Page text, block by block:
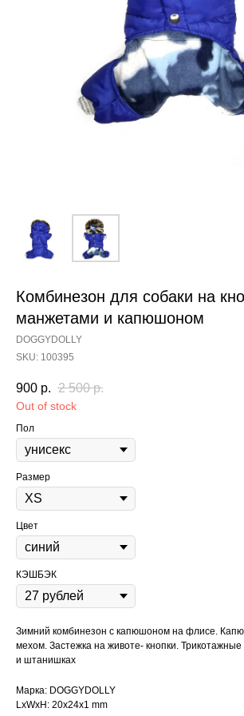
Комбинезон для собаки на
манжетами и капюшоном
DOGGYDOLLY
SKU: 100395
900 р. 2 500 р.
Out of stock
Пол
Размер
Цвет
КЭШБЭК
Зимний комбинезон с капюшоном на флисе.
мехом. Застежка на животе- кнопки.
и штанишках
Марка: DOGGYDOLLY
LxWxH: 20x24x1 mm